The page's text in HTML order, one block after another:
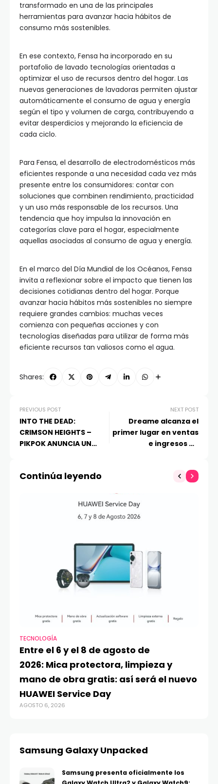
transformado en una de las principales
herramientas para avanzar hacia hábitos de
consumo más sostenibles.
En ese contexto, Fensa ha incorporado en su
portafolio de lavado tecnologías orientadas a
optimizar el uso de recursos dentro del hogar. Las
nuevas generaciones de lavadoras permiten ajustar
automáticamente el consumo de agua y energía
según el tipo y volumen de carga, contribuyendo a
evitar desperdicios y mejorando la eficiencia de
cada ciclo.
Para Fensa, el desarrollo de electrodomésticos más
eficientes responde a una necesidad cada vez más
presente entre los consumidores: contar con
soluciones que combinen rendimiento, practicidad
y un uso más responsable de los recursos. Una
tendencia que hoy impulsa la innovación en
categorías clave para el hogar, especialmente
aquellas asociadas al consumo de agua y energía.
En el marco del Día Mundial de los Océanos, Fensa
invita a reflexionar sobre el impacto que tienen las
decisiones cotidianas dentro del hogar. Porque
avanzar hacia hábitos más sostenibles no siempre
requiere grandes cambios: muchas veces
comienza con pequeñas acciones y con
tecnologías diseñadas para utilizar de forma más
eficiente recursos tan valiosos como el agua.
Shares:
PREVIOUS POST
INTO THE DEAD:
CRIMSON HEIGHTS –
PIKPOK ANUNCIA UN
NEXT POST
Dreame alcanza el
primer lugar en ventas
e ingresos de
Continúa leyendo
TECNOLOGÍA
Entre el 6 y el 8 de agosto de
2026: Mica protectora, limpieza y
mano de obra gratis: así será el nuevo
HUAWEI Service Day
AGOSTO 6, 2026
Samsung Galaxy Unpacked
Samsung presenta oficialmente los